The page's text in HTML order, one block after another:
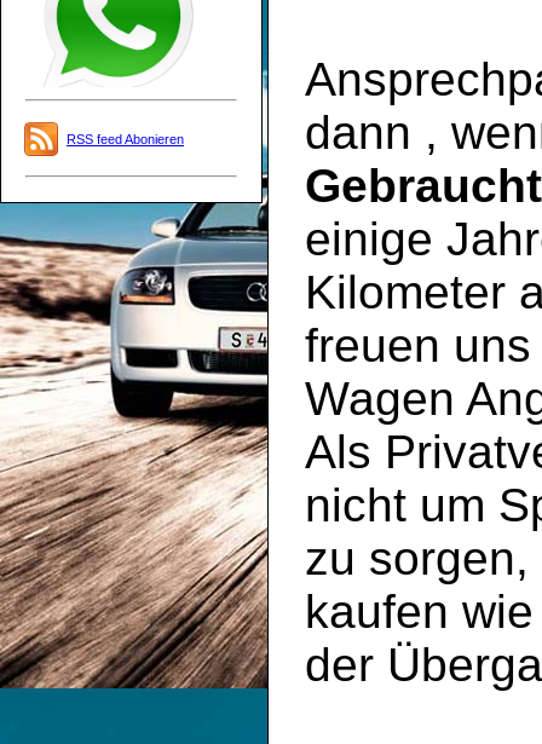
RSS feed Abonieren
dann ,
einige
Kilometer
freuen
Wagen
Als
nicht um
zu
kaufen
der